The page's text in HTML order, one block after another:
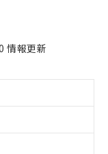
情報更新